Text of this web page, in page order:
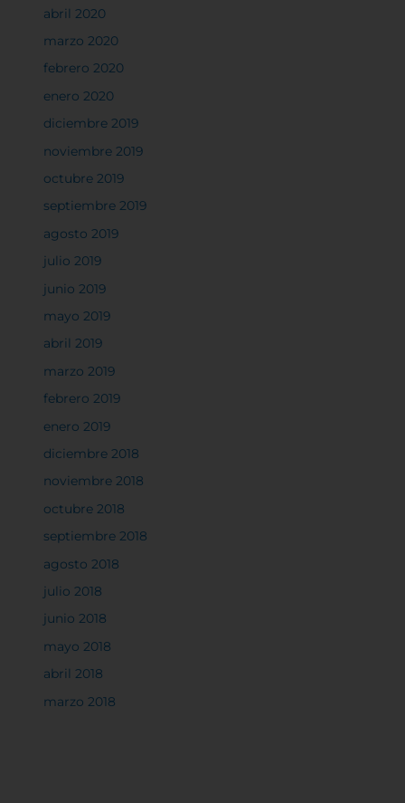
abril 2020
marzo 2020
febrero 2020
enero 2020
diciembre 2019
noviembre 2019
octubre 2019
septiembre 2019
agosto 2019
julio 2019
junio 2019
mayo 2019
abril 2019
marzo 2019
febrero 2019
enero 2019
diciembre 2018
noviembre 2018
octubre 2018
septiembre 2018
agosto 2018
julio 2018
junio 2018
mayo 2018
abril 2018
marzo 2018